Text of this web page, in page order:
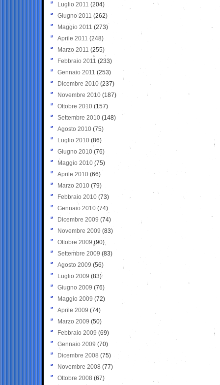
Luglio 2011 (204)
Giugno 2011 (262)
Maggio 2011 (273)
Aprile 2011 (248)
Marzo 2011 (255)
Febbraio 2011 (233)
Gennaio 2011 (253)
Dicembre 2010 (237)
Novembre 2010 (187)
Ottobre 2010 (157)
Settembre 2010 (148)
Agosto 2010 (75)
Luglio 2010 (86)
Giugno 2010 (76)
Maggio 2010 (75)
Aprile 2010 (66)
Marzo 2010 (79)
Febbraio 2010 (73)
Gennaio 2010 (74)
Dicembre 2009 (74)
Novembre 2009 (83)
Ottobre 2009 (90)
Settembre 2009 (83)
Agosto 2009 (56)
Luglio 2009 (83)
Giugno 2009 (76)
Maggio 2009 (72)
Aprile 2009 (74)
Marzo 2009 (50)
Febbraio 2009 (69)
Gennaio 2009 (70)
Dicembre 2008 (75)
Novembre 2008 (77)
Ottobre 2008 (67)